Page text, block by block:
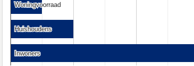
Woningvoorraad
Woningvoorraad
Huishoudens
Huishoudens
Inwoners
Inwoners